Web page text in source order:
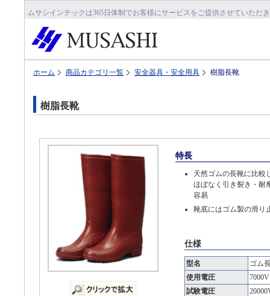
ムサシインテックは365日体制でお客様にサービスをご提供させていただ
ホーム 商品カテゴリ一覧 安全器具・安全用具 樹脂長靴
樹脂長靴
特長
天然ゴムの長靴に比較
ほぼなく引き裂き・耐
容易
靴底にはゴム製の滑り
仕様
型名
ゴム
使用電圧
試験電圧